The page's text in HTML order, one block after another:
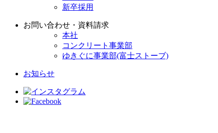
新卒採用
お問い合わせ・資料請求
本社
コンクリート事業部
ゆきぐに事業部(富士ストーブ)
お知らせ